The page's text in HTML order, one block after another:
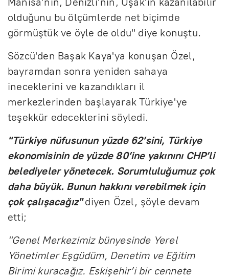
olduğunu bu ölçümlerde net biçimde
görmüştük ve öyle de oldu" diye konuştu.
Sözcü'den Başak Kaya'ya konuşan Özel,
bayramdan sonra yeniden sahaya
ineceklerini ve kazandıkları il
merkezlerinden başlayarak Türkiye'ye
teşekkür edeceklerini söyledi.
"Türkiye nüfusunun yüzde 62’sini, Türkiye
ekonomisinin de yüzde 80’ine yakınını CHP’li
belediyeler yönetecek. Sorumluluğumuz çok
daha büyük. Bunun hakkını verebilmek için
çok çalışacağız" diyen Özel, şöyle devam
etti;
"Genel Merkezimiz bünyesinde Yerel
Yönetimler Eşgüdüm, Denetim ve Eğitim
Birimi kuracağız. Eskişehir’i bir cennete